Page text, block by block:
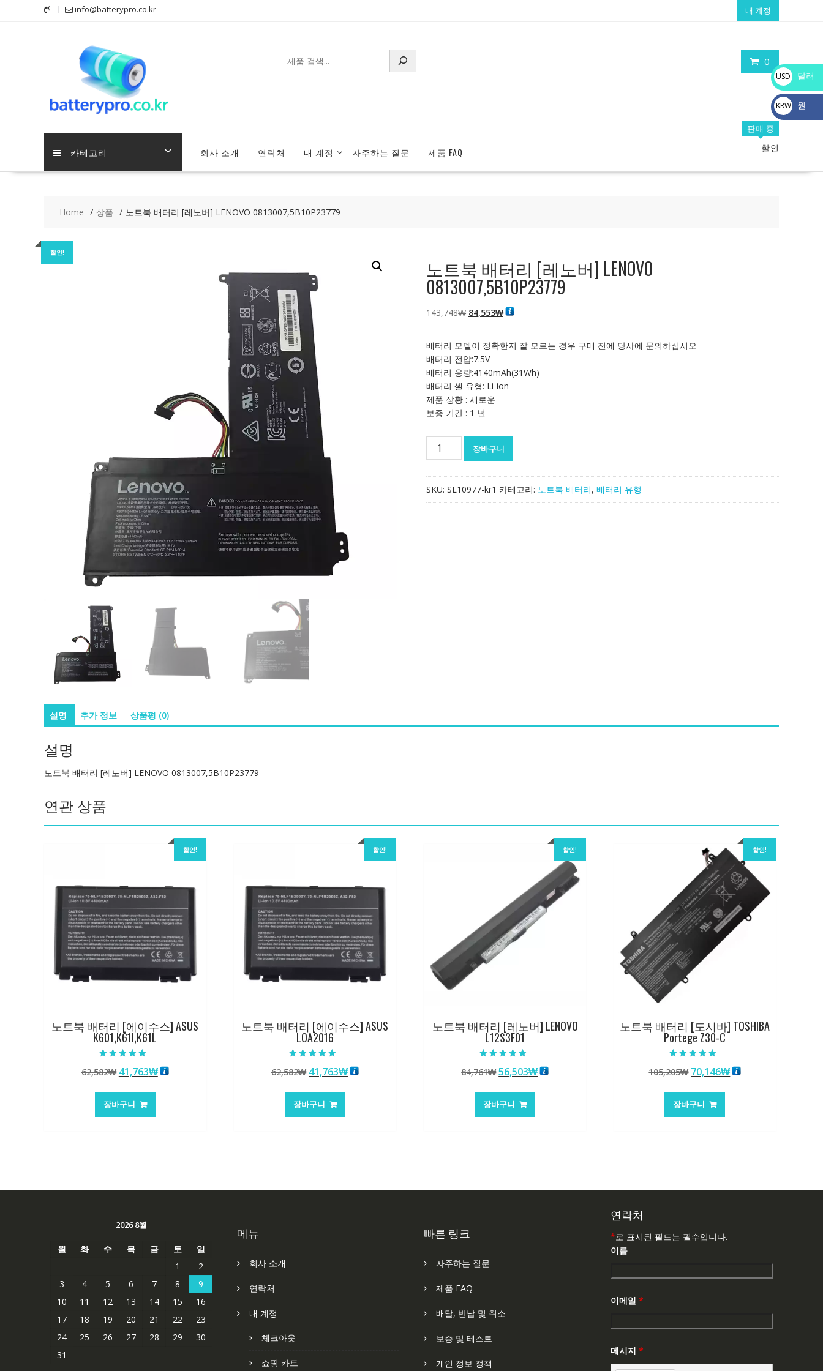
info@batterypro.co.kr 내 계정
0
검
색
카테고리 회사 소개 연락처 내 계정 자주하는 질문 제품 FAQ
판매 중
할인
Home 상품 노트북 배터리 [레노버] LENOVO 0813007,5B10P23779
할인!
노트북 배터리 [레노버] LENOVO
0813007,5B10P23779
143,748₩ 원
격:
143,748₩
84,553₩현
격:
배터리 모델이 정확한지 잘 모르는 경우 구매 전에 당사에 문의하십시오
배터리 전압:7.5V
배터리 용량:4140mAh(31Wh)
배터리 셀 유형: Li-ion
제품 상황 : 새로운
보증 기간 : 1 년
터
장바구니
SKU: SL10977-kr1 카테고리: 노트북 배터리, 배터리 유형
설명 추가 정보 상품평 (0)
설명
노트북 배터리 [레노버] LENOVO 0813007,5B10P23779
연관 상품
할인!
노트북 배터리 [에이수스] ASUS
K601,K61I,K61L
4.50
로 평가됨
62,582₩ 원
가
격:
41,763₩현
장바구니
할인!
노트북 배터리 [에이수스] ASUS
LOA2016
5.00
로 평가됨
62,582₩ 원
가
격:
41,763₩현
장바구니
할인!
노트북 배터리 [레노버] LENOVO
L12S3F01
5.00
로 평가됨
84,761₩ 원
가
격:
56,503₩현
장바구니
할인!
노트북 배터리 [도시바] TOSHIBA
Portege Z30-C
5.00
로 평가됨
105,205₩ 원
가
격:
70,146₩현
장바구니
2026 8월
월 화 수 목 금 토
일
1
2
3
4 5 6 7 8
9
10
11 12 13 14 15
16
17
18 19 20 21 22
23
24
25 26 27 28 29
30
31
메뉴
회사 소개
연락처
내 계정
체크아웃
쇼핑 카트
빠른 링크
자주하는 질문
제품 FAQ
배달, 반납 및 취소
보증 및 테스트
개인 정보 정책
연락처
*로 표시된 필드는 필수입니다.
이름
이메일 *
메시지 *
USD
$
달러
KRW
₩
원